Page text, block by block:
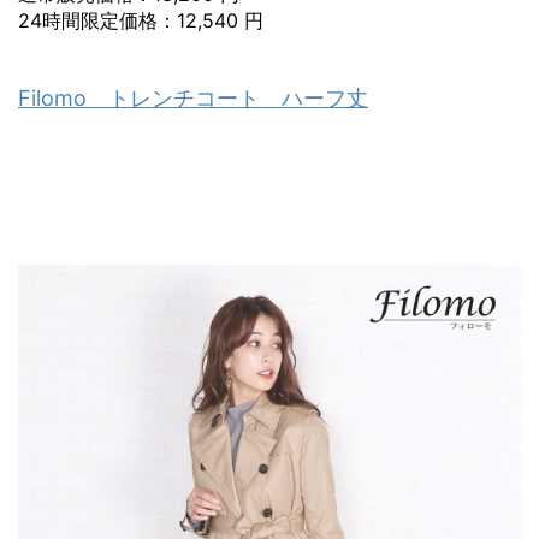
24時間限定価格：12,540 円
Filomo トレンチコート ハーフ丈